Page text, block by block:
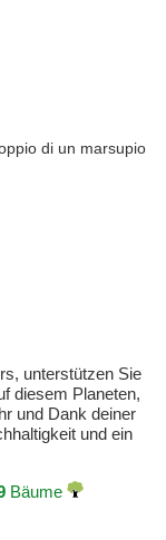
di un marsupio
unterstützen Sie
diesem Planeten,
und Dank deiner
und ein
Bäume